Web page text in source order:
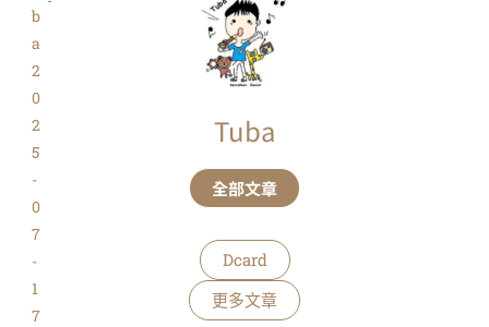
b
a
2
0
2
5
-
0
7
-
1
7
Tuba
全部文章
Dcard
更多文章